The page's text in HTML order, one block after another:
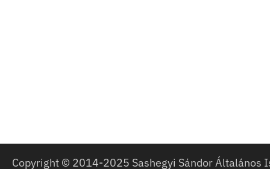
Copyright © 2014-2025 Sashegyi Sándor Általános